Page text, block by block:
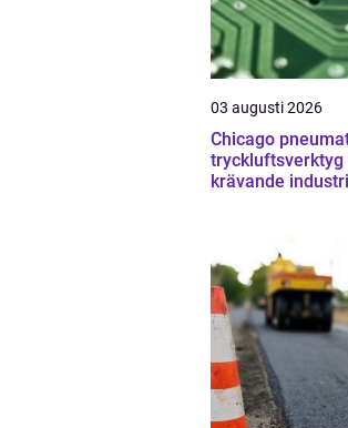
03 augusti 2026
Chicago
krävande industri